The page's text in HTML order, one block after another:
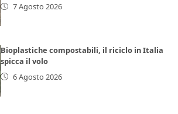
7 Agosto 2026
Bioplastiche compostabili, il riciclo in Italia
spicca il volo
6 Agosto 2026